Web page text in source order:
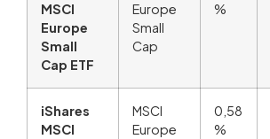
MSCI
Europe
Small
Cap ETF
Europe
Small
Cap
%
iShares
MSCI
MSCI
Europe
0,58
%